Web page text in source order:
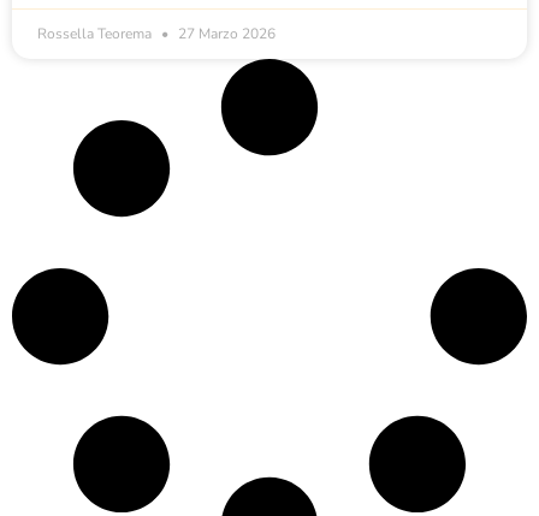
Rossella Teorema 27 Marzo 2026